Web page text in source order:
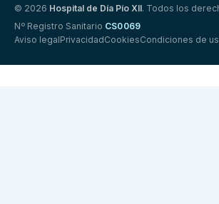
© 2026 Hospital de Día Pío XII. Todos los
Nº Registro Sanitario CS0069
Aviso legalPrivacidadCookiesCondiciones de